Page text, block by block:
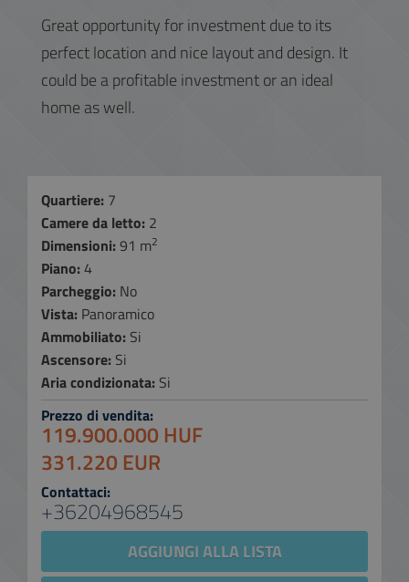
Great opportunity for investment due to its
perfect location and nice layout and design. It
could be a profitable investment or an ideal
home as well.
Quartiere: 7
Camere da letto: 2
Dimensioni: 91 m2
Piano: 4
Parcheggio: No
Vista: Panoramico
Ammobiliato: Si
Ascensore: Si
Aria condizionata: Si
Prezzo di vendita:
119.900.000 HUF
331.220 EUR
Contattaci:
+36204968545
AGGIUNGI ALLA LISTA